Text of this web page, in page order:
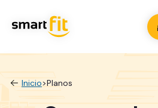
Inicio>Planos